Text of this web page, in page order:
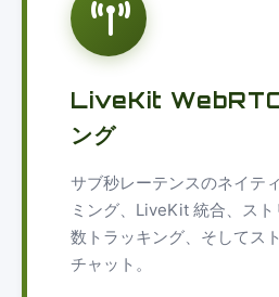
LiveKit WebRTC
ング
サブ秒レーテンスのネイテ
ミング、LiveKit 統合、ス
数トラッキング、そしてス
チャット。